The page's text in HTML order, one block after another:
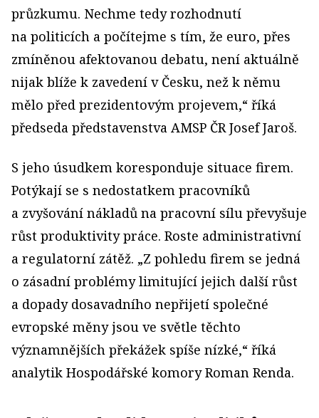
průzkumu. Nechme tedy rozhodnutí
na politicích a počítejme s tím, že euro, přes
zmíněnou afektovanou debatu, není aktuálně
nijak blíže k zavedení v Česku, než k němu
mělo před prezidentovým projevem,“ říká
předseda představenstva AMSP ČR Josef Jaroš.
S jeho úsudkem koresponduje situace firem.
Potýkají se s nedostatkem pracovníků
a zvyšování nákladů na pracovní sílu převyšuje
růst produktivity práce. Roste administrativní
a regulatorní zátěž. „Z pohledu firem se jedná
o zásadní problémy limitující jejich další růst
a dopady dosavadního nepřijetí společné
evropské měny jsou ve světle těchto
významnějších překážek spíše nízké,“ říká
analytik Hospodářské komory Roman Renda.